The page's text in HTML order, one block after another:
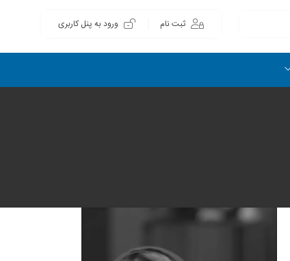
ثبت نام ورود به پنل کاربری